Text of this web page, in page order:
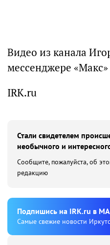
Видео из канала
мессенджере «Макс»
IRK.ru
Стали свидетелем
необычного и
Сообщите, пожалуйста, об
редакцию
Подпишиcь на IRK.ru в
Cамые свежие новости